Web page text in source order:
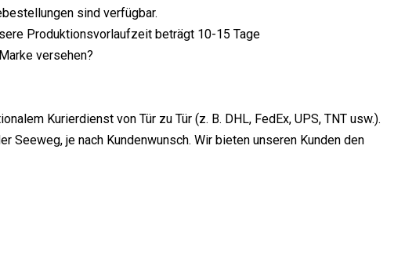
sind verfügbar.
Produktionsvorlaufzeit beträgt 10-15 Tage
versehen?
Kurierdienst von Tür zu Tür (z. B. DHL, FedEx, UPS, TNT usw.).
je nach Kundenwunsch. Wir bieten unseren Kunden den